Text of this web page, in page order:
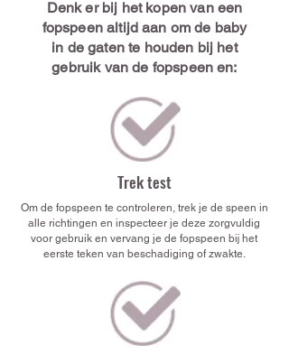
Denk er bij het kopen van een
fopspeen altijd aan om de baby
in de gaten te houden bij het
gebruik van de fopspeen en:
Trek test
Om de fopspeen te controleren, trek je de speen in
alle richtingen en inspecteer je deze zorgvuldig
voor gebruik en vervang je de fopspeen bij het
eerste teken van beschadiging of zwakte.